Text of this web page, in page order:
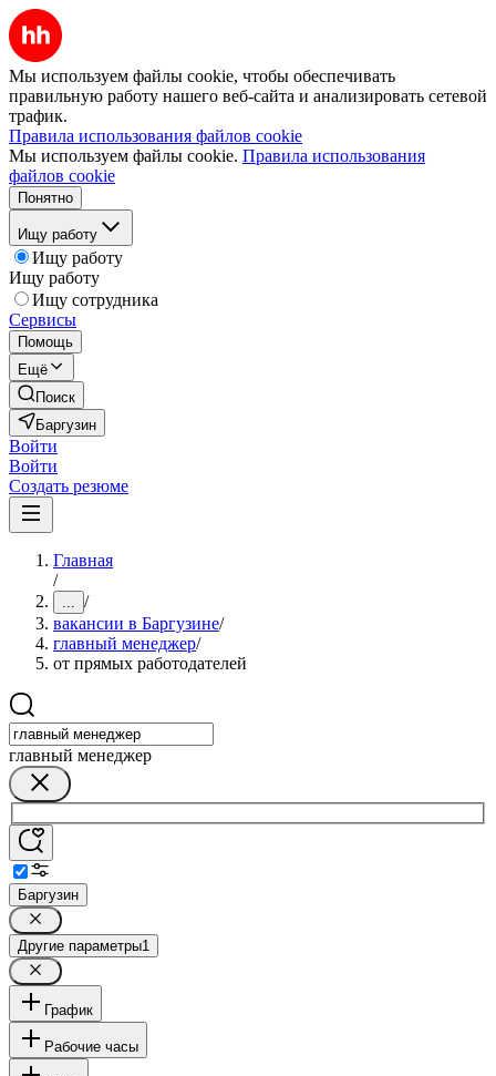
Мы используем файлы cookie, чтобы обеспечивать
правильную работу нашего веб-сайта и анализировать сетевой
трафик.
Правила использования файлов cookie
Мы используем файлы cookie. Правила использования
файлов cookie
Понятно
Ищу работу
Ищу работу
Ищу работу
Ищу сотрудника
Сервисы
Помощь
Ещё
Поиск
Баргузин
Войти
Войти
Создать резюме
Главная
/
... /
вакансии в Баргузине/
главный менеджер/
от прямых работодателей
главный менеджер
Баргузин
Другие параметры1
График
Рабочие часы